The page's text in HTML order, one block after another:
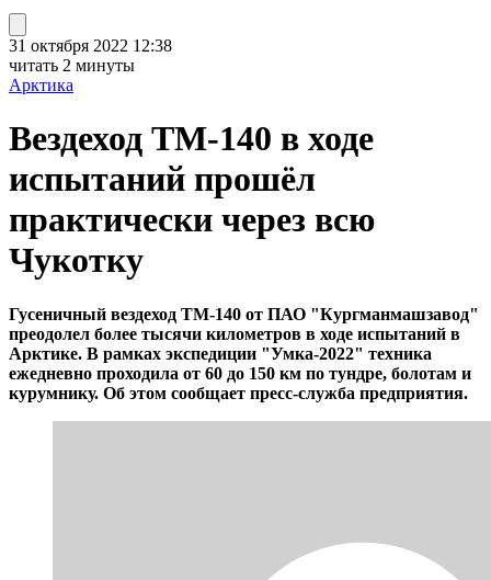
31 октября 2022 12:38
читать 2 минуты
Арктика
Вездеход ТМ-140 в ходе
испытаний прошёл
практически через всю
Чукотку
Гусеничный вездеход ТМ-140 от ПАО "Кургманмашзавод"
преодолел более тысячи километров в ходе испытаний в
Арктике. В рамках экспедиции "Умка-2022" техника
ежедневно проходила от 60 до 150 км по тундре, болотам и
курумнику. Об этом сообщает пресс-служба предприятия.